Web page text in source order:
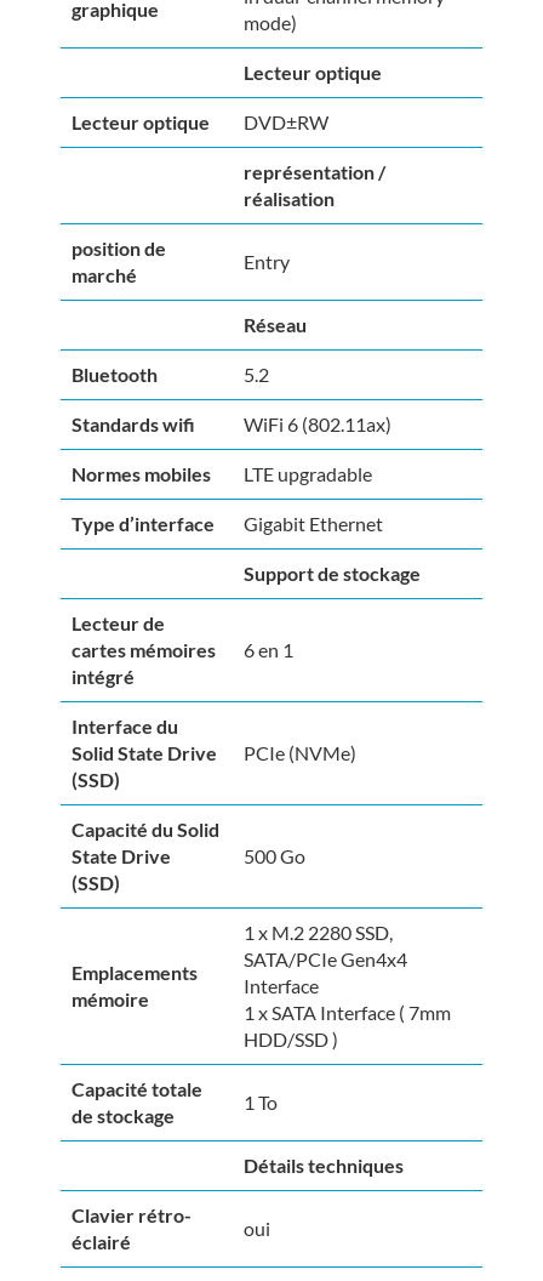
graphique
mode)
Lecteur optique
Lecteur optique DVD±RW
représentation /
réalisation
position de
marché
Entry
Réseau
Bluetooth 5.2
Standards wifi WiFi 6 (802.11ax)
Normes mobiles LTE upgradable
Type d’interface Gigabit Ethernet
Support de stockage
Lecteur de
cartes mémoires
intégré
6 en 1
Interface du
Solid State Drive
(SSD)
PCIe (NVMe)
Capacité du Solid
State Drive
(SSD)
500 Go
Emplacements
mémoire
1 x M.2 2280 SSD,
SATA/PCIe Gen4x4
Interface
1 x SATA Interface ( 7mm
HDD/SSD )
Capacité totale
de stockage
1 To
Détails techniques
Clavier rétro-
éclairé
oui